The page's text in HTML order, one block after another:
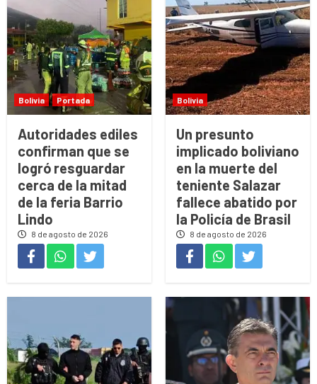
Bolivia Portada
Autoridades ediles
confirman que se
logró resguardar
cerca de la mitad
de la feria Barrio
Lindo
8 de agosto de 2026
Bolivia
Un presunto
implicado boliviano
en la muerte del
teniente Salazar
fallece abatido por
la Policía de Brasil
8 de agosto de 2026